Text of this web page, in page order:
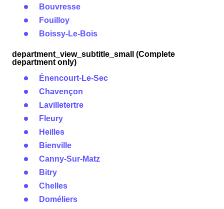
Bouvresse
Fouilloy
Boissy-Le-Bois
department_view_subtitle_small (Complete
department only)
Énencourt-Le-Sec
Chavençon
Lavilletertre
Fleury
Heilles
Bienville
Canny-Sur-Matz
Bitry
Chelles
Doméliers